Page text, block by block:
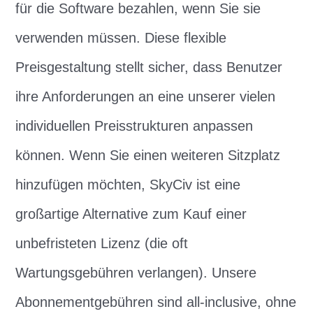
für die Software bezahlen, wenn Sie sie
verwenden müssen. Diese flexible
Preisgestaltung stellt sicher, dass Benutzer
ihre Anforderungen an eine unserer vielen
individuellen Preisstrukturen anpassen
können. Wenn Sie einen weiteren Sitzplatz
hinzufügen möchten, SkyCiv ist eine
großartige Alternative zum Kauf einer
unbefristeten Lizenz (die oft
Wartungsgebühren verlangen). Unsere
Abonnementgebühren sind all-inclusive, ohne